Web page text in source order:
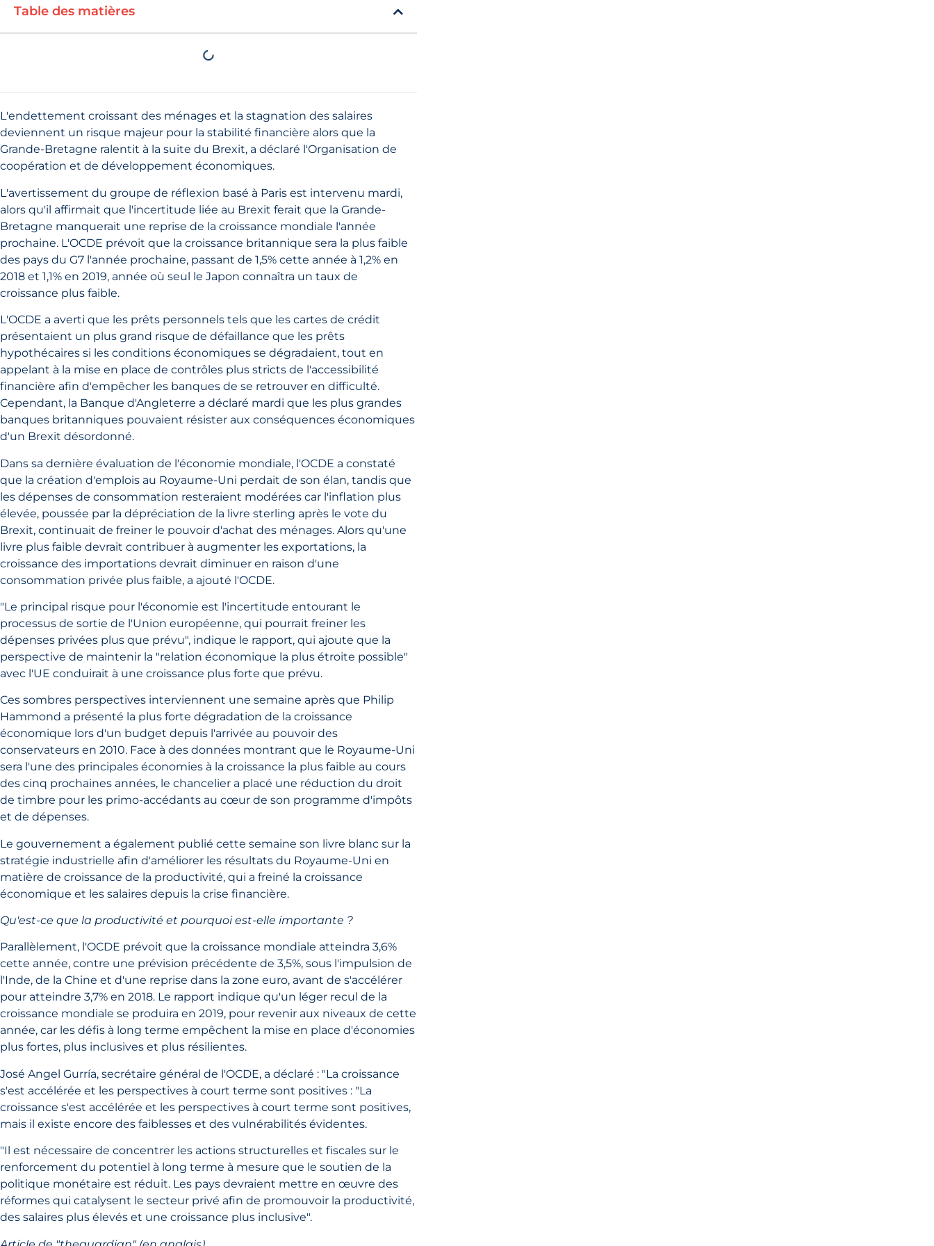
Table des matières
L'endettement croissant des ménages et la stagnation des salaires
deviennent un risque majeur pour la stabilité financière alors que la
Grande-Bretagne ralentit à la suite du Brexit, a déclaré l'Organisation de
coopération et de développement économiques.
L'avertissement du groupe de réflexion basé à Paris est intervenu mardi,
alors qu'il affirmait que l'incertitude liée au Brexit ferait que la Grande-
Bretagne manquerait une reprise de la croissance mondiale l'année
prochaine. L'OCDE prévoit que la croissance britannique sera la plus faible
des pays du G7 l'année prochaine, passant de 1,5% cette année à 1,2% en
2018 et 1,1% en 2019, année où seul le Japon connaîtra un taux de
croissance plus faible.
L'OCDE a averti que les prêts personnels tels que les cartes de crédit
présentaient un plus grand risque de défaillance que les prêts
hypothécaires si les conditions économiques se dégradaient, tout en
appelant à la mise en place de contrôles plus stricts de l'accessibilité
financière afin d'empêcher les banques de se retrouver en difficulté.
Cependant, la Banque d'Angleterre a déclaré mardi que les plus grandes
banques britanniques pouvaient résister aux conséquences économiques
d'un Brexit désordonné.
Dans sa dernière évaluation de l'économie mondiale, l'OCDE a constaté
que la création d'emplois au Royaume-Uni perdait de son élan, tandis que
les dépenses de consommation resteraient modérées car l'inflation plus
élevée, poussée par la dépréciation de la livre sterling après le vote du
Brexit, continuait de freiner le pouvoir d'achat des ménages. Alors qu'une
livre plus faible devrait contribuer à augmenter les exportations, la
croissance des importations devrait diminuer en raison d'une
consommation privée plus faible, a ajouté l'OCDE.
"Le principal risque pour l'économie est l'incertitude entourant le
processus de sortie de l'Union européenne, qui pourrait freiner les
dépenses privées plus que prévu", indique le rapport, qui ajoute que la
perspective de maintenir la "relation économique la plus étroite possible"
avec l'UE conduirait à une croissance plus forte que prévu.
Ces sombres perspectives interviennent une semaine après que Philip
Hammond a présenté la plus forte dégradation de la croissance
économique lors d'un budget depuis l'arrivée au pouvoir des
conservateurs en 2010. Face à des données montrant que le Royaume-Uni
sera l'une des principales économies à la croissance la plus faible au cours
des cinq prochaines années, le chancelier a placé une réduction du droit
de timbre pour les primo-accédants au cœur de son programme d'impôts
et de dépenses.
Le gouvernement a également publié cette semaine son livre blanc sur la
stratégie industrielle afin d'améliorer les résultats du Royaume-Uni en
matière de croissance de la productivité, qui a freiné la croissance
économique et les salaires depuis la crise financière.
Qu'est-ce que la productivité et pourquoi est-elle importante ?
Parallèlement, l'OCDE prévoit que la croissance mondiale atteindra 3,6%
cette année, contre une prévision précédente de 3,5%, sous l'impulsion de
l'Inde, de la Chine et d'une reprise dans la zone euro, avant de s'accélérer
pour atteindre 3,7% en 2018. Le rapport indique qu'un léger recul de la
croissance mondiale se produira en 2019, pour revenir aux niveaux de cette
année, car les défis à long terme empêchent la mise en place d'économies
plus fortes, plus inclusives et plus résilientes.
José Angel Gurría, secrétaire général de l'OCDE, a déclaré : "La croissance
s'est accélérée et les perspectives à court terme sont positives : "La
croissance s'est accélérée et les perspectives à court terme sont positives,
mais il existe encore des faiblesses et des vulnérabilités évidentes.
"Il est nécessaire de concentrer les actions structurelles et fiscales sur le
renforcement du potentiel à long terme à mesure que le soutien de la
politique monétaire est réduit. Les pays devraient mettre en œuvre des
réformes qui catalysent le secteur privé afin de promouvoir la productivité,
des salaires plus élevés et une croissance plus inclusive".